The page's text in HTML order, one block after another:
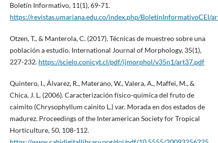
Boletín Informativo, 11(1), 69-71.
https://revistas.umariana.edu.co/index.php/BoletinInformativoCEI/
Otzen, T., & Manterola, C. (2017). Técnicas de muestreo sobre una
población a estudio. International Journal of Morphology, 35(1),
227-232. https://scielo.conicyt.cl/pdf/ijmorphol/v35n1/art37.pdf
Quintero, I., Álvarez, R., Materano, W., Valera, A., Maffei, M., &
Chica, J. L. (2006). Caracterización físico-química del fruto de
caimito (Chrysophyllum cainito L.) var. Morada en dos estados de
madurez. Proceedings of the Interamerican Society for Tropical
Horticulture, 50, 108-112.